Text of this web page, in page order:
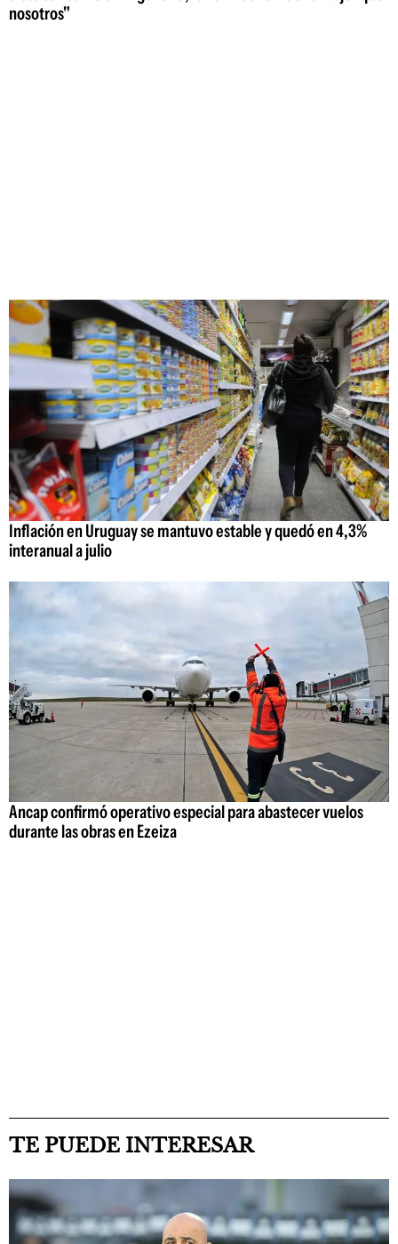
nosotros"
Inflación en Uruguay se mantuvo estable y quedó en 4,3%
interanual a julio
Ancap confirmó operativo especial para abastecer vuelos
durante las obras en Ezeiza
TE PUEDE INTERESAR